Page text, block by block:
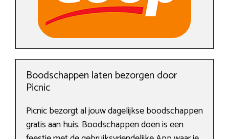
Boodschappen laten bezorgen door
Picnic
Picnic bezorgt al jouw dagelijkse boodschappen
gratis aan huis. Boodschappen doen is een